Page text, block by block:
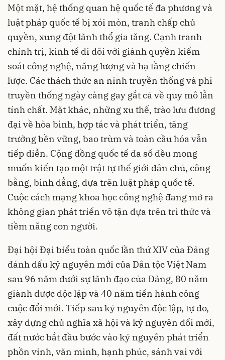
Một mặt, hệ thống quan hệ quốc tế đa phương và
luật pháp quốc tế bị xói mòn, tranh chấp chủ
quyền, xung đột lãnh thổ gia tăng. Cạnh tranh
chính trị, kinh tế đi đôi với giành quyền kiểm
soát công nghệ, năng lượng và hạ tầng chiến
lược. Các thách thức an ninh truyền thống và phi
truyền thống ngày càng gay gắt cả về quy mô lẫn
tính chất. Mặt khác, những xu thế, trào lưu đương
đại về hòa bình, hợp tác và phát triển, tăng
trưởng bền vững, bao trùm và toàn cầu hóa vẫn
tiếp diễn. Cộng đồng quốc tế đa số đều mong
muốn kiến tạo một trật tự thế giới dân chủ, công
bằng, bình đẳng, dựa trên luật pháp quốc tế.
Cuộc cách mạng khoa học công nghệ đang mở ra
không gian phát triển vô tận dựa trên tri thức và
tiềm năng con người.
Đại hội Đại biểu toàn quốc lần thứ XIV của Đảng
đánh dấu kỷ nguyên mới của Dân tộc Việt Nam
sau 96 năm dưới sự lãnh đạo của Đảng, 80 năm
giành được độc lập và 40 năm tiến hành công
cuộc đổi mới. Tiếp sau kỷ nguyên độc lập, tự do,
xây dựng chủ nghĩa xã hội và kỷ nguyên đổi mới,
đất nước bắt đầu bước vào kỷ nguyên phát triển
phồn vinh, văn minh, hạnh phúc, sánh vai với